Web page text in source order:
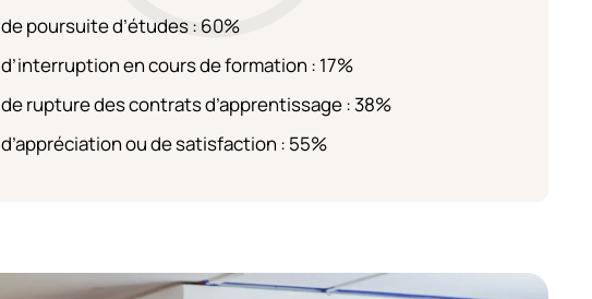
poursuite d’études : 60%
en cours de formation : 17%
rupture des contrats d’apprentissage : 38%
ou de satisfaction : 55%